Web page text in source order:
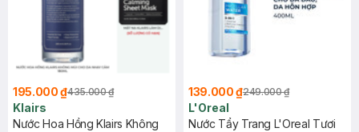
195.000 ₫435.000 ₫
Klairs
Nước Hoa Hồng Klairs Không
139.000 ₫249.000 ₫
L'Oreal
Nước Tẩy Trang L'Oreal Tươi